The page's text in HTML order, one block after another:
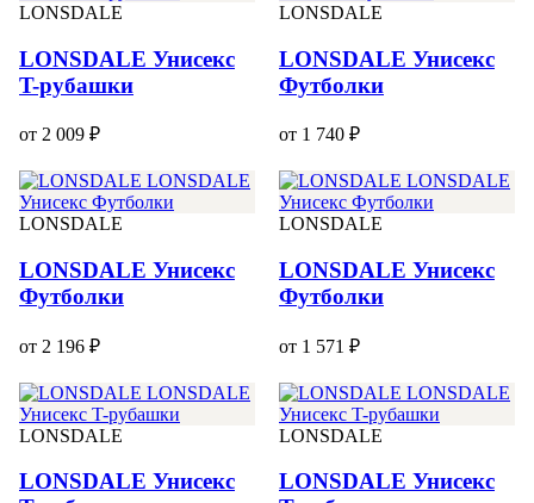
LONSDALE
LONSDALE Унисекс
T-рубашки
от 2 009 ₽
LONSDALE
LONSDALE Унисекс
Футболки
от 1 740 ₽
LONSDALE
LONSDALE Унисекс
Футболки
от 2 196 ₽
LONSDALE
LONSDALE Унисекс
Футболки
от 1 571 ₽
LONSDALE
LONSDALE Унисекс
LONSDALE
LONSDALE Унисекс